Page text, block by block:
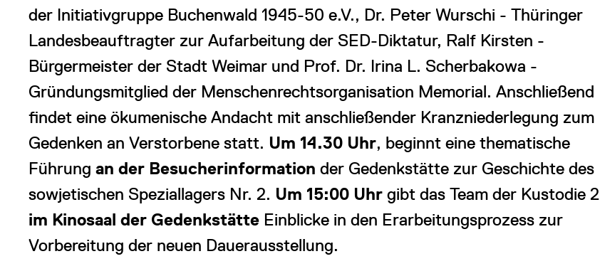
der Initiativgruppe Buchenwald 1945-50 e.V., Dr. Peter Wurschi - Thüringer
Landesbeauftragter zur Aufarbeitung der SED-Diktatur, Ralf Kirsten -
Bürgermeister der Stadt Weimar und Prof. Dr. Irina L. Scherbakowa -
Gründungsmitglied der Menschenrechtsorganisation Memorial. Anschließend
findet eine ökumenische Andacht mit anschließender Kranzniederlegung zum
Gedenken an Verstorbene statt. Um 14.30 Uhr, beginnt eine thematische
Führung an der Besucherinformation der Gedenkstätte zur Geschichte des
sowjetischen Speziallagers Nr. 2. Um 15:00 Uhr gibt das Team der Kustodie 2
im Kinosaal der Gedenkstätte Einblicke in den Erarbeitungsprozess zur
Vorbereitung der neuen Dauerausstellung.